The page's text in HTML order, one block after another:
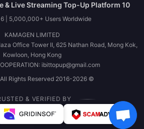
10 Years Trusted Game & Live Streaming Top-Up Platform
| 5,000,000+ Users Worldwide
KAMAGEN LIMITED
Office Tower II, 625 Nathan Road, Mong Kok,
Kowloon, Hong Kong
ibittopup@gmail.com
© 2016-2026 BitTopup. All Rights Reserved.
& VERIFIED BY